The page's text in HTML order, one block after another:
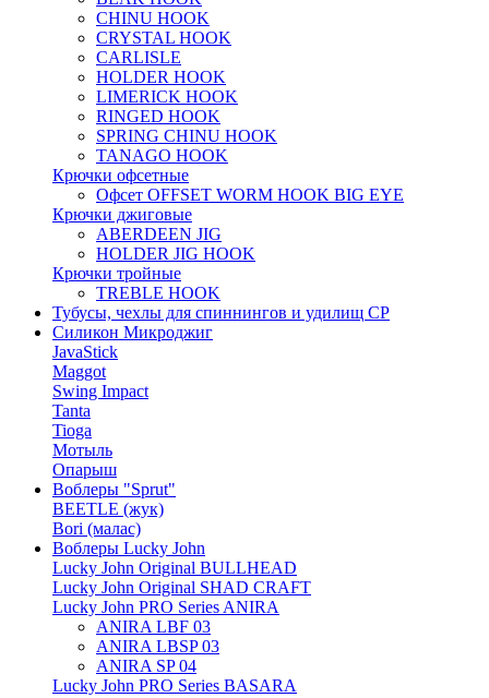
CHINU HOOK
CRYSTAL HOOK
CARLISLE
HOLDER HOOK
LIMERICK HOOK
RINGED HOOK
SPRING CHINU HOOK
TANAGO HOOK
Крючки офсетные
Офсет OFFSET WORM HOOK BIG EYE
Крючки джиговые
ABERDEEN JIG
HOLDER JIG HOOK
Крючки тройные
TREBLE HOOK
Тубусы, чехлы для спиннингов и удилищ СР
Силикон Микроджиг
JavaStick
Maggot
Swing Impact
Tanta
Tioga
Мотыль
Опарыш
Воблеры "Sprut"
BEETLE (жук)
Bori (малас)
Воблеры Lucky John
Lucky John Original BULLHEAD
Lucky John Original SHAD CRAFT
Lucky John PRO Series ANIRA
ANIRA LBF 03
ANIRA LBSP 03
ANIRA SP 04
Lucky John PRO Series BASARA